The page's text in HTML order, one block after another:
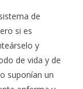
de
si es
y
de vida y de
suponían un